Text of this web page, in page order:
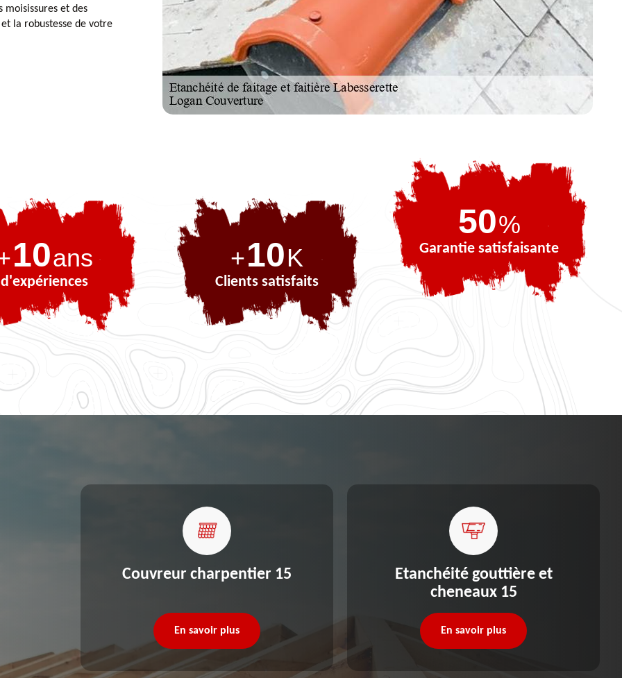
et des
la robustesse de votre
10ans
d'expériences
+10K
Clients satisfaits
73%
Garantie satisfaisante
Couvreur charpentier 15
En savoir plus
Etanchéité gouttière et
cheneaux 15
En savoir plus